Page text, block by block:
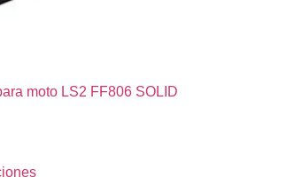
moto LS2 FF806 SOLID